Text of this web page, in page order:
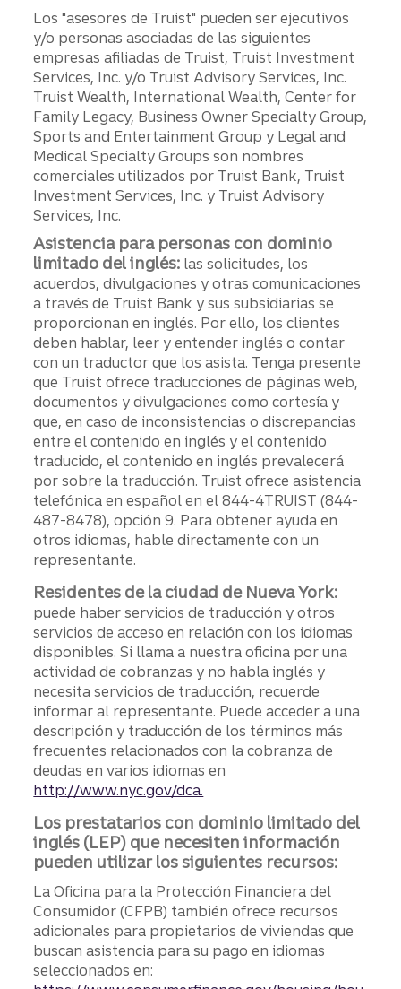
Los "asesores de Truist" pueden ser ejecutivos
y/o personas asociadas de las siguientes
empresas afiliadas de Truist, Truist Investment
Services, Inc. y/o Truist Advisory Services, Inc.
Truist Wealth, International Wealth, Center for
Family Legacy, Business Owner Specialty Group,
Sports and Entertainment Group y Legal and
Medical Specialty Groups son nombres
comerciales utilizados por Truist Bank, Truist
Investment Services, Inc. y Truist Advisory
Services, Inc.
Asistencia para personas con dominio
limitado del inglés: las solicitudes, los
acuerdos, divulgaciones y otras comunicaciones
a través de Truist Bank y sus subsidiarias se
proporcionan en inglés. Por ello, los clientes
deben hablar, leer y entender inglés o contar
con un traductor que los asista. Tenga presente
que Truist ofrece traducciones de páginas web,
documentos y divulgaciones como cortesía y
que, en caso de inconsistencias o discrepancias
entre el contenido en inglés y el contenido
traducido, el contenido en inglés prevalecerá
por sobre la traducción. Truist ofrece asistencia
telefónica en español en el 844-4TRUIST (844-
487-8478), opción 9. Para obtener ayuda en
otros idiomas, hable directamente con un
representante.
Residentes de la ciudad de Nueva York:
puede haber servicios de traducción y otros
servicios de acceso en relación con los idiomas
disponibles. Si llama a nuestra oficina por una
actividad de cobranzas y no habla inglés y
necesita servicios de traducción, recuerde
informar al representante. Puede acceder a una
descripción y traducción de los términos más
frecuentes relacionados con la cobranza de
deudas en varios idiomas en
http://www.nyc.gov/dca.
Los prestatarios con dominio limitado del
inglés (LEP) que necesiten información
pueden utilizar los siguientes recursos:
La Oficina para la Protección Financiera del
Consumidor (CFPB) también ofrece recursos
adicionales para propietarios de viviendas que
buscan asistencia para su pago en idiomas
seleccionados en: